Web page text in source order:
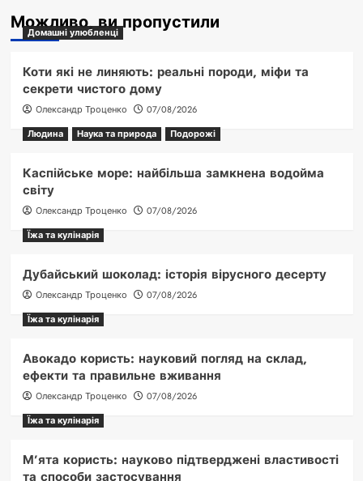
Можливо, ви пропустили
Домашні улюбленці
Коти які не линяють: реальні породи, міфи та
секрети чистого дому
Олександр Троценко
07/08/2026
Людина
Наука та природа Подорожі
Каспійське море: найбільша замкнена водойма
світу
Олександр Троценко
07/08/2026
Їжа та кулінарія
Дубайський шоколад: історія вірусного десерту
Олександр Троценко
07/08/2026
Їжа та кулінарія
Авокадо користь: науковий погляд на склад,
ефекти та правильне вживання
Олександр Троценко
07/08/2026
Їжа та кулінарія
М’ята користь: науково підтверджені властивості
та способи застосування